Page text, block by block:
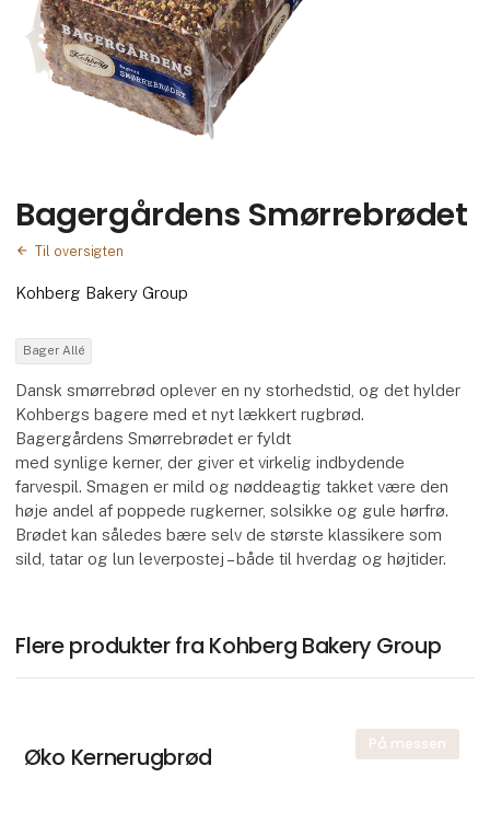
Bagergårdens Smørrebrødet
Til oversigten
Kohberg Bakery Group
Bager Allé
Dansk smørrebrød oplever en ny storhedstid, og det hylder
Kohbergs bagere med et nyt lækkert rugbrød.
Bagergårdens Smørrebrødet er fyldt
med synlige kerner, der giver et virkelig indbydende
farvespil. Smagen er mild og nøddeagtig takket være den
høje andel af poppede rugkerner, solsikke og gule hørfrø.
Brødet kan således bære selv de største klassikere som
sild, tatar og lun leverpostej – både til hverdag og højtider.
Flere produkter fra Kohberg Bakery Group
På messen
Øko Kernerugbrød